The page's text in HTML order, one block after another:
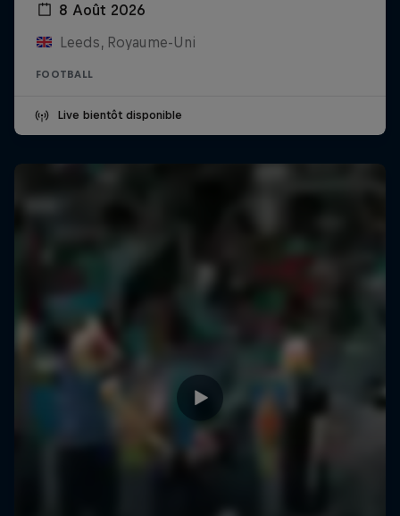
8 Août 2026
Leeds, Royaume-Uni
FOOTBALL
Live bientôt disponible